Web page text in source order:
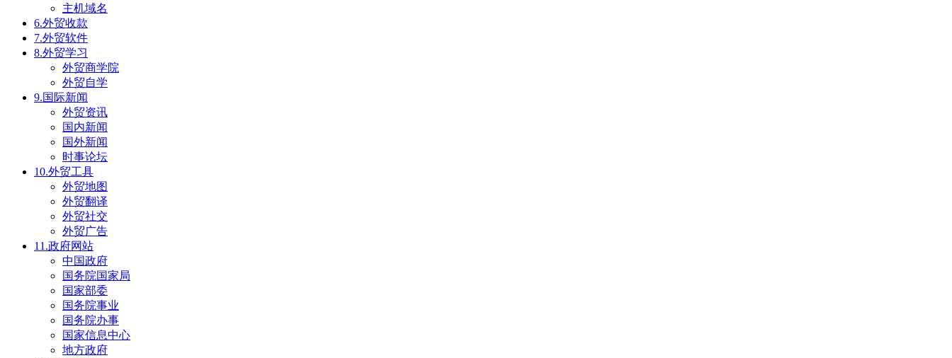
主机域名
6.外贸收款
7.外贸软件
8.外贸学习
外贸商学院
外贸自学
9.国际新闻
外贸资讯
国内新闻
国外新闻
时事论坛
10.外贸工具
外贸地图
外贸翻译
外贸社交
外贸广告
11.政府网站
中国政府
国务院国家局
国家部委
国务院事业
国务院办事
国家信息中心
地方政府